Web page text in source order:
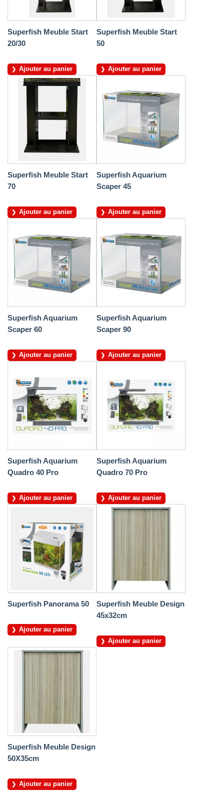
Superfish Meuble Start
20/30
Ajouter au panier
Superfish Meuble Start
50
Ajouter au panier
Superfish Meuble Start
70
Ajouter au panier
Superfish Aquarium
Scaper 45
Ajouter au panier
Superfish Aquarium
Scaper 60
Ajouter au panier
Superfish Aquarium
Scaper 90
Ajouter au panier
Superfish Aquarium
Quadro 40 Pro
Ajouter au panier
Superfish Aquarium
Quadro 70 Pro
Ajouter au panier
Superfish Panorama 50
Ajouter au panier
Superfish Meuble Design
45x32cm
Ajouter au panier
Superfish Meuble Design
50X35cm
Ajouter au panier